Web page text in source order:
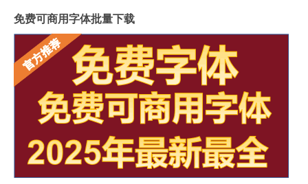
免费可商用字体批量下载